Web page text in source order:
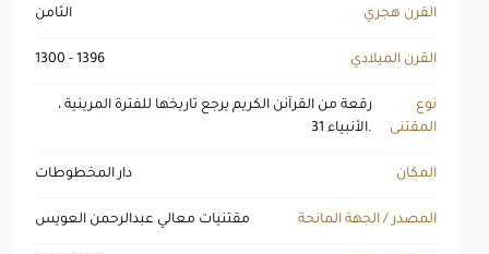
الثامن القرن هجري
1300 - 1396 القرن الميلادي
رقعة من القرآنن الكريم يرجع تاريخها للفترة المرينية ،
الأنبياء 31.
نوع
المقتنى
دار المخطوطات المكان
مقتنيات معالي عبدالرحمن العويس المصدر / الجهة المانحة